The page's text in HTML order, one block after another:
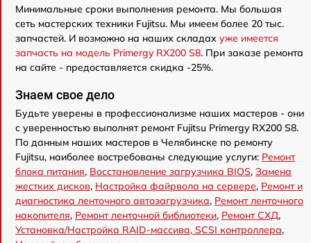
Минимальные сроки выполнения ремонта. Мы большая
сеть мастерских техники Fujitsu. Мы имеем более 20 тыс.
запчастей. И возможно на наших складах уже имеется
запчасть на модель Primergy RX200 S8. При заказе ремонта
на сайте - предоставляется скидка -25%.
Знаем свое дело
Будьте уверены в профессионализме наших мастеров - они
с уверенностью выполнят ремонт Fujitsu Primergy RX200 S8.
По данным наших мастеров в Челябинске по ремонту
Fujitsu, наиболее востребованы следующие услуги: Ремонт
блока питания, Восстановление загрузчика BIOS, Замена
жестких дисков, Настройка файрвола на сервере, Ремонт и
диагностика ленточного автозагрузчика, Ремонт ленточного
накопителя, Ремонт ленточной библиотеки, Ремонт СХД,
Установка/Настройка RAID-массива, SCSI контроллера,